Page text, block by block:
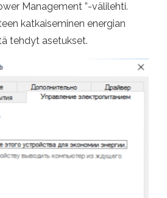
Management ”-välilehti.
katkaiseminen energian
tehdyt asetukset.